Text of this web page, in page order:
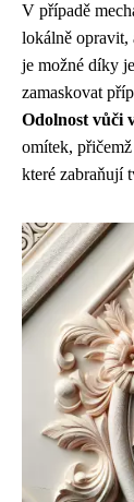
V případě
lokálně opravit,
je možné díky
zamaskovat
Odolnost vůči
omítek,
které zabraňují